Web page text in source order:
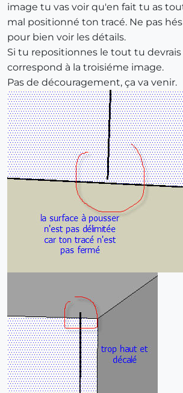
image tu vas voir qu'en fait tu as
mal positionné ton tracé. Ne pas
pour bien voir les détails.
Si tu repositionnes le tout tu devrais
correspond à la troisiéme image.
Pas de découragement, ça va venir.